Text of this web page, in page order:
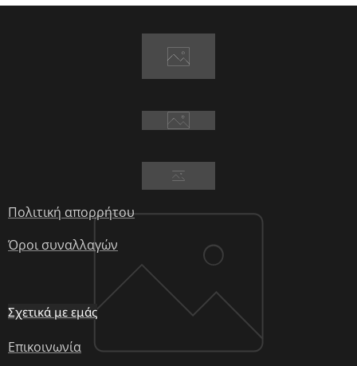
Πολιτική απορρήτου
Όροι συναλλαγών
Σχετικά με εμάς
Επικοινωνία